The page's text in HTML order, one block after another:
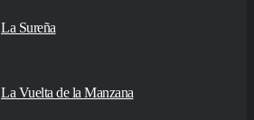
La Sureña
La Vuelta de la Manzana